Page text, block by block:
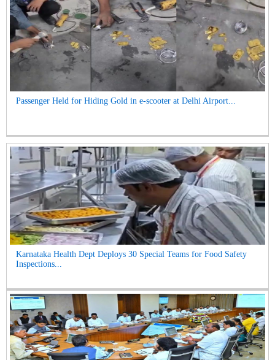
Passenger Held for Hiding Gold in e-scooter at Delhi Airport...
Karnataka Health Dept Deploys 30 Special Teams for Food Safety
Inspections...